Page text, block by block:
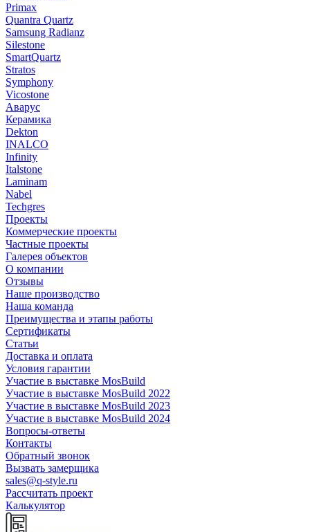
Primax
Quantra Quartz
Samsung Radianz
Silestone
SmartQuartz
Stratos
Symphony
Vicostone
Аварус
Керамика
Dekton
INALCO
Infinity
Italstone
Laminam
Nabel
Techgres
Проекты
Коммерческие проекты
Частные проекты
Галерея объектов
О компании
Отзывы
Наше производство
Наша команда
Преимущества и этапы работы
Сертификаты
Статьи
Доставка и оплата
Условия гарантии
Участие в выставке MosBuild
Участие в выставке MosBuild 2022
Участие в выставке MosBuild 2023
Участие в выставке MosBuild 2024
Вопросы-ответы
Контакты
Обратный звонок
Вызвать замерщика
sales@q-style.ru
Рассчитать проект
Калькулятор